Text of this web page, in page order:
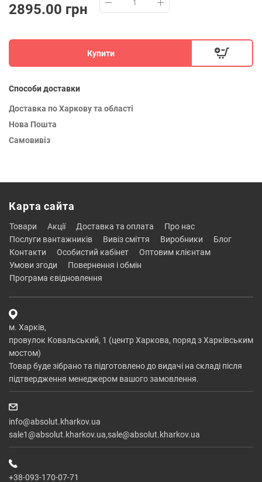
2895.00 грн
Купити
Способи доставки
Доставка по Харкову та області
Нова Пошта
Самовивіз
Карта сайта
товари акції доставка та оплата
про нас
послуги вантажників
вивіз сміття виробники
блог
контакти
особистий кабінет
оптовим клієнтам
умови згоди
повернення і обмін
програма євідновлення
м. Харків,
провулок Ковальський, 1 (центр Харкова, поряд з Харківським
мостом)
Товар буде зібрано та підготовлено до видачі на складі після
підтвердження менеджером вашого замовлення.
info@absolut.kharkov.ua
sale1@absolut.kharkov.ua,sale@absolut.kharkov.ua
+38-093-170-07-71